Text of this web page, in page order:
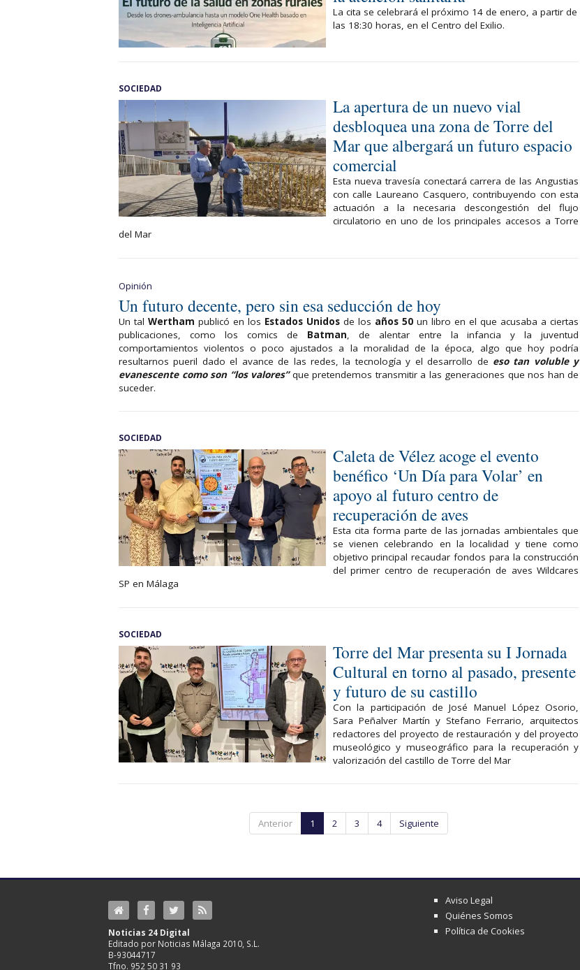
La cita se celebrará el próximo 14 de enero, a partir de
las 18:30 horas, en el Centro del Exilio.
SOCIEDAD
La apertura de un nuevo vial
desbloquea una zona de Torre del
Mar que albergará un futuro espacio
comercial
Esta nueva travesía conectará carrera de las Angustias
con calle Laureano Casquero, contribuyendo con esta
actuación a la necesaria descongestión del flujo
circulatorio en uno de los principales accesos a Torre
del Mar
Opinión
Un futuro decente, pero sin esa seducción de hoy
Un talWertham publicó en los Estados Unidos de los años 50 un libro en el que acusaba a ciertas
publicaciones, como los comics de Batman, de alentar entre la infancia y la juventud
comportamientos violentos o poco ajustados a la moralidad de la época, algo que hoy podría
resultarnos pueril dado el avance de las redes, la tecnología y el desarrollo de eso tan voluble y
evanescente como son “los valores”que pretendemos transmitir a las generaciones que nos han de
suceder.
SOCIEDAD
Caleta de Vélez acoge el evento
benéfico ‘Un Día para Volar’ en
apoyo al futuro centro de
recuperación de aves
Esta cita forma parte de las jornadas ambientales que
se vienen celebrando en la localidad y tiene como
objetivo principal recaudar fondos para la construcción
del primer centro de recuperación de aves Wildcares
SP en Málaga
SOCIEDAD
Torre del Mar presenta su I Jornada
Cultural en torno al pasado, presente
y futuro de su castillo
Con la participación de José Manuel López Osorio,
Sara Peñalver Martín y Stefano Ferrario, arquitectos
redactores del proyecto de restauración y del proyecto
museológico y museográfico para la recuperación y
valorización del castillo de Torre del Mar
Anterior 1 2 3 4 Siguiente
Noticias 24 Digital
Editado por Noticias Málaga 2010, S.L.
B-93044717
Tfno. 952 50 31 93
Aviso Legal
Quiénes Somos
Política de Cookies